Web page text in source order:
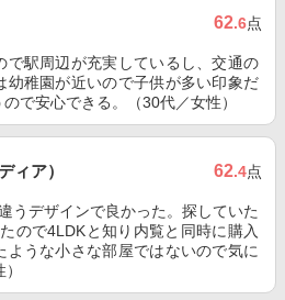
62.6点
で駅周辺が充実しているし、交通の
幼稚園が近いので子供が多い印象だ
で安心できる。（30代／女性）
ィア） 62.4点
うデザインで良かった。探していた
ので4LDKと知り内覧と同時に購入
ような小さな部屋ではないので気に